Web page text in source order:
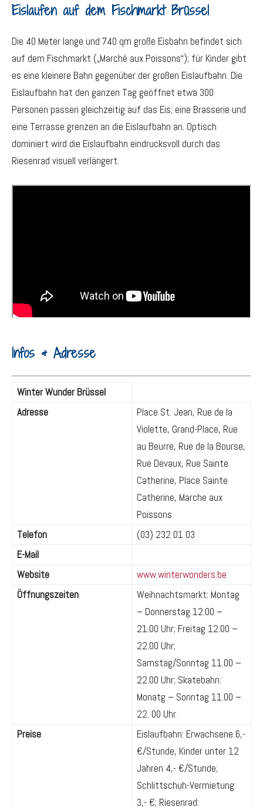
Eislaufen auf dem Fischmarkt Brüssel
Die 40 Meter lange und 740 qm große Eisbahn befindet sich
auf dem Fischmarkt („Marché aux Poissons“); für Kinder gibt
es eine kleinere Bahn gegenüber der großen Eislaufbahn. Die
Eislaufbahn hat den ganzen Tag geöffnet etwa 300
Personen passen gleichzeitig auf das Eis; eine Brasserie und
eine Terrasse grenzen an die Eislaufbahn an. Optisch
dominiert wird die Eislaufbahn eindrucksvoll durch das
Riesenrad visuell verlängert.
Infos & Adresse
Winter Wunder Brüssel
Adresse
Place St. Jean, Rue de la
Violette, Grand-Place, Rue
au Beurre, Rue de la Bourse,
Rue Devaux, Rue Sainte
Catherine, Place Sainte
Catherine, Marche aux
Poissons
Telefon
(03) 232 01 03
E-Mail
Website
www.winterwonders.be
Öffnungszeiten
Weihnachtsmarkt: Montag
– Donnerstag 12.00 –
21.00 Uhr; Freitag 12.00 –
22.00 Uhr;
Samstag/Sonntag 11.00 –
22.00 Uhr; Skatebahn:
Monatg – Sonntag 11.00 –
22. 00 Uhr.
Preise
Eislaufbahn: Erwachsene 6,-
€/Stunde, Kinder unter 12
Jahren 4,- €/Stunde;
Schlittschuh-Vermietung:
3,- €; Riesenrad: